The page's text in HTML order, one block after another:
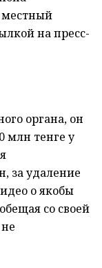
на пресс-
органа, он
млн тенге у
за удаление
о якобы
со своей